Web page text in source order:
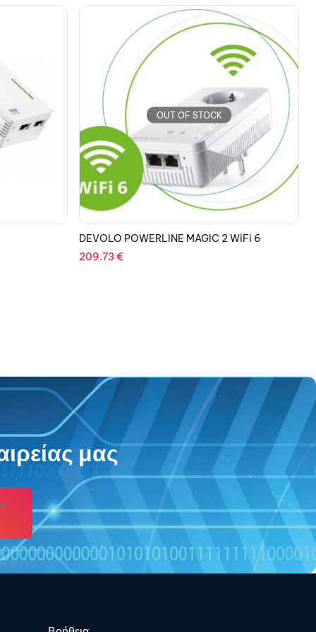
6
OUT OF STOCK
DEVOLO POWERLINE MAGIC 1 LAN 1-1-1
64.78€
μας